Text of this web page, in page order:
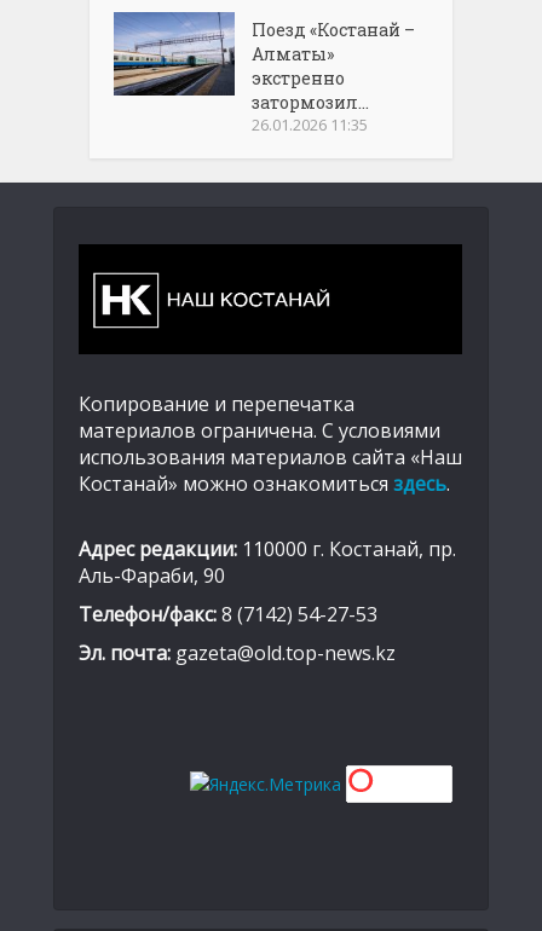
Поезд «Костанай –
Алматы»
экстренно
затормозил...
26.01.2026 11:35
Копирование и перепечатка
материалов ограничена. С условиями
использования материалов сайта «Наш
Костанай» можно ознакомиться здесь.
Адрес редакции: 110000 г. Костанай, пр.
Аль-Фараби, 90
Телефон/факс:8 (7142) 54-27-53
Эл. почта: gazeta@old.top-news.kz